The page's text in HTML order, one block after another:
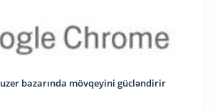
bazarında mövqeyini gücləndirir